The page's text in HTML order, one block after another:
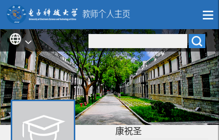
康祝圣